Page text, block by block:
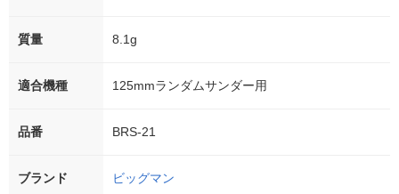
質量 8.1g
適合機種 125mmランダムサンダー用
品番 BRS-21
ブランド ビッグマン